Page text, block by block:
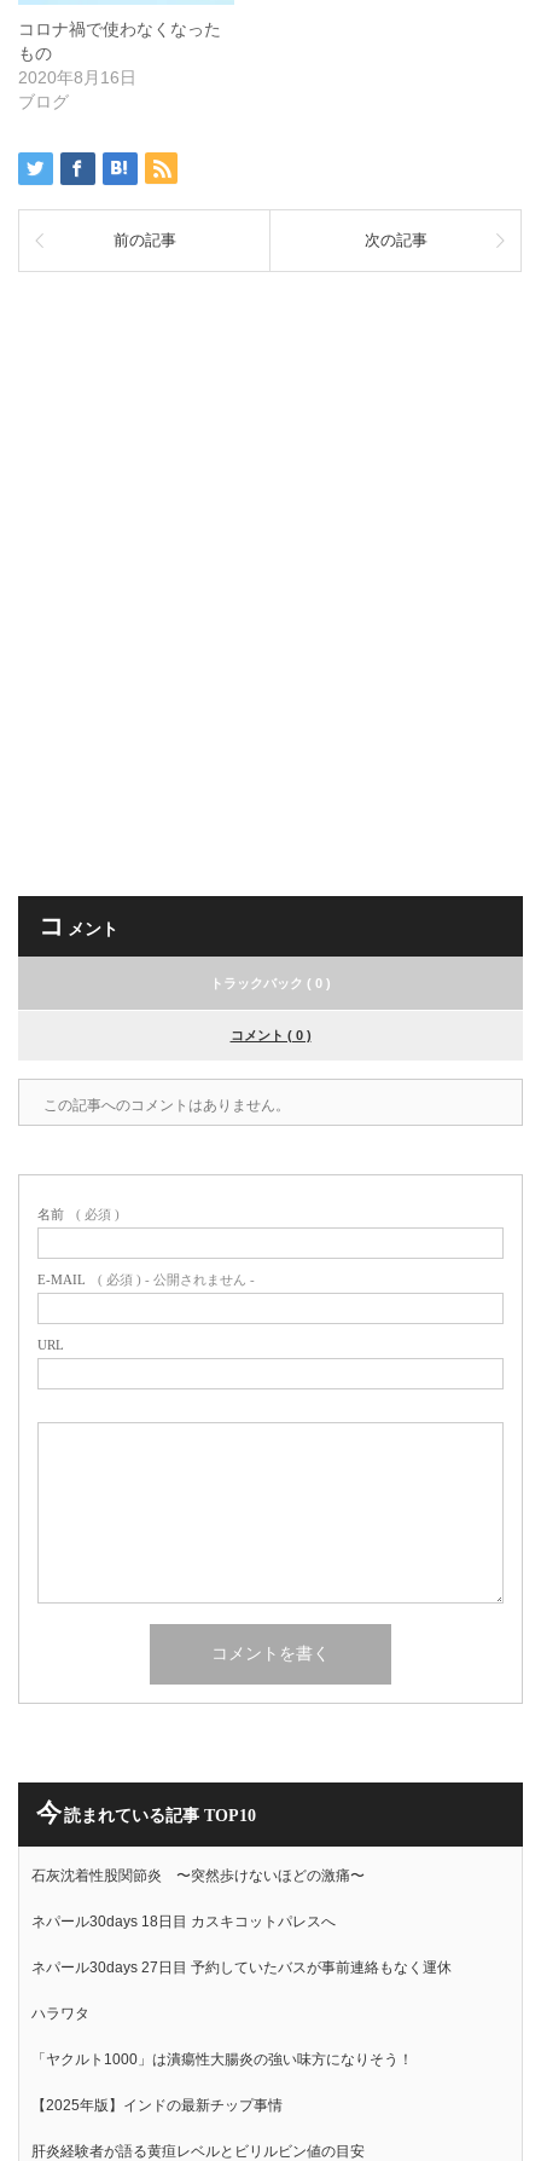
コロナ禍で使わなくなった
もの
2020年8月16日
ブログ
前の記事 次の記事
コ メント
トラックバック ( 0 )
コメント ( 0 )
この記事へのコメントはありません。
名前 ( 必須 )
E-MAIL ( 必須 ) - 公開されません -
URL
今読まれている記事 TOP10
石灰沈着性股関節炎 〜突然歩けないほどの激痛〜
ネパール30days 18日目 カスキコットパレスへ
ネパール30days 27日目 予約していたバスが事前連絡もなく運休
ハラワタ
「ヤクルト1000」は潰瘍性大腸炎の強い味方になりそう！
【2025年版】インドの最新チップ事情
肝炎経験者が語る黄疸レベルとビリルビン値の目安